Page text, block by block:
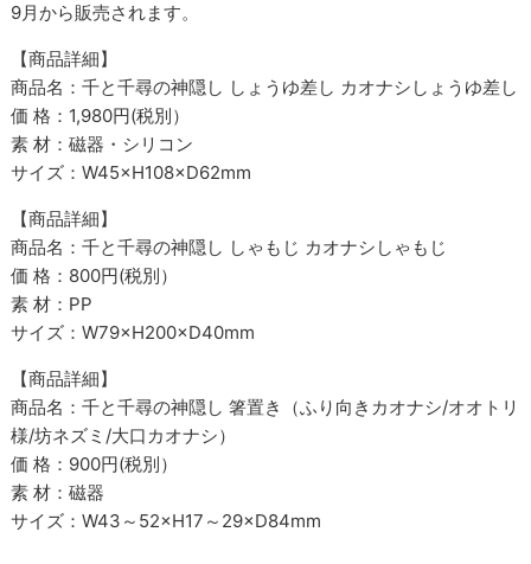
9月から販売されます。
【商品詳細】
商品名：千と千尋の神隠し しょうゆ差し カオナシしょうゆ差し
価 格：1,980円(税別）
素 材：磁器・シリコン
サイズ：W45×H108×D62mm
【商品詳細】
商品名：千と千尋の神隠し しゃもじ カオナシしゃもじ
価 格：800円(税別）
素 材：PP
サイズ：W79×H200×D40mm
【商品詳細】
商品名：千と千尋の神隠し 箸置き（ふり向きカオナシ/オオトリ
様/坊ネズミ/大口カオナシ）
価 格：900円(税別）
素 材：磁器
サイズ：W43～52×H17～29×D84mm